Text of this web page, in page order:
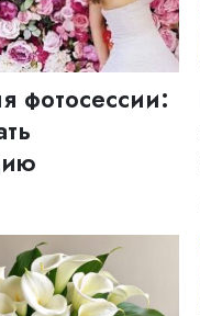
фотосессии: